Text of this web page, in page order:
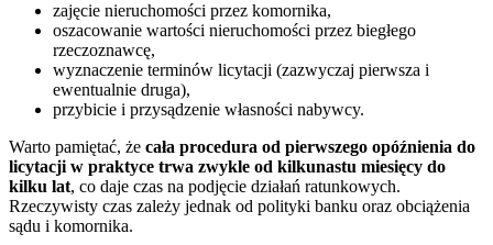
zajęcie nieruchomości przez komornika,
oszacowanie wartości nieruchomości przez biegłego
rzeczoznawcę,
wyznaczenie terminów licytacji (zazwyczaj pierwsza i
ewentualnie druga),
przybicie i przysądzenie własności nabywcy.
Warto pamiętać, że cała procedura od pierwszego opóźnienia do
licytacji w praktyce trwa zwykle od kilkunastu miesięcy do
kilku lat, co daje czas na podjęcie działań ratunkowych.
Rzeczywisty czas zależy jednak od polityki banku oraz obciążenia
sądu i komornika.